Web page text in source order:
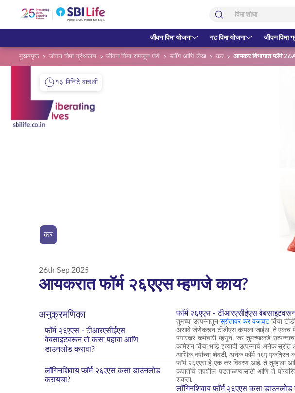
जीवन विमा योजना गट विमा योजना जीवन विमा
मुख्यपृष्ठ जीवन विमा ग्रंथालय जीवन विमा समजून घेणे ब्लॉग आणि लेख कर आयकर विभागात फॉर्म
१३ मिनिटे वाचली
कर
26th Sep 2025
आयकरात फॉर्म २६एएस म्हणजे काय?
अनुक्रमणिका
फॉर्म २६एएस - टीआरएसीईएस
वेबसाइटवरून तो कसा पहावा आणि
डाउनलोड करावा?
लॉगिनशिवाय फॉर्म २६एएस कसा डाउनलोड
करायचा?
फॉर्म २६एएस - टीआरएसीईएस
तुमच्या उत्पन्नातूनस्रोतावर कर वजावट किंवा
असावे जेणेकरून टीडीएस कापला जाईल. ते
पगारदार कर्मचारी म्हणून, जर तुमच्याकडे
कमिशन किंवा भाडे इत्यादी उत्पन्नाचे अनेक स्रोत
आर्थिक वर्षाच्या शेवटी, अनेक फॉर्म १६ए
फॉर्म २६एएस हे एक कर विवरण आहे. ते तुम्हाला
कपातीचे तपशील पडताळण्यासाठी आणि ते
शकता.
लॉगिनशिवाय फॉर्म २६एएस कसा डाउनलोड